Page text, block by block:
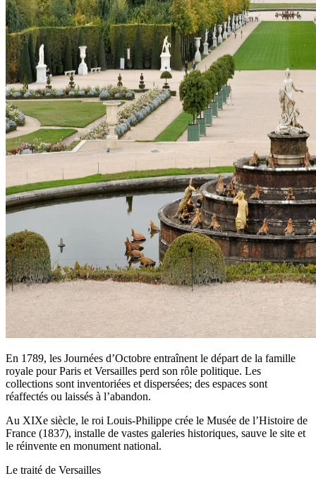
En 1789, les Journées d’Octobre entraînent le départ de la famille
royale pour Paris et Versailles perd son rôle politique. Les
collections sont inventoriées et dispersées; des espaces sont
réaffectés ou laissés à l’abandon.
Au XIXe siècle, le roi Louis‑Philippe crée le Musée de l’Histoire de
France (1837), installe de vastes galeries historiques, sauve le site et
le réinvente en monument national.
Le traité de Versailles